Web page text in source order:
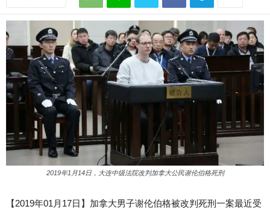
2019年1月14日，大连中级法院改判加拿大公民谢伦伯格死刑
【2019年01月17日】加拿大男子谢伦伯格被改判死刑一案最近受